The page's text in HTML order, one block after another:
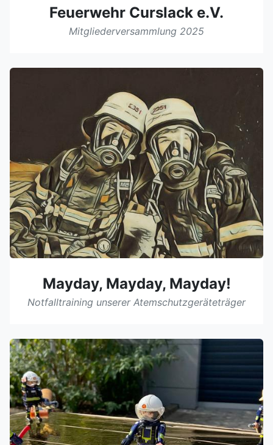
Feuerwehr Curslack e.V.
Mitgliederversammlung 2025
Mayday, Mayday, Mayday!
Notfalltraining unserer Atemschutzgeräteträger